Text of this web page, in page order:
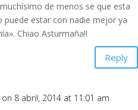
de menos se que esta
puede estar con nadie mejor ya
Chiao Asturmaña!!
Reply
on 8 abril, 2014 at 11:01 am